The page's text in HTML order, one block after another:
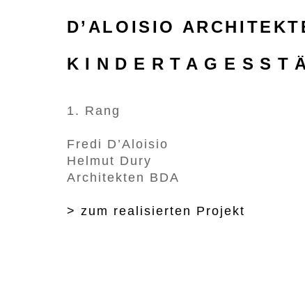
D’ALOISIO
1. Rang
Fredi D’Aloisio
Helmut Dury
Architekten BDA
> zum realisierten Projekt